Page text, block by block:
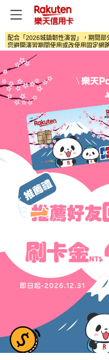
開
配合「2026城鎮韌性演習」，期間
您避開演習期間使用或改使用固定網